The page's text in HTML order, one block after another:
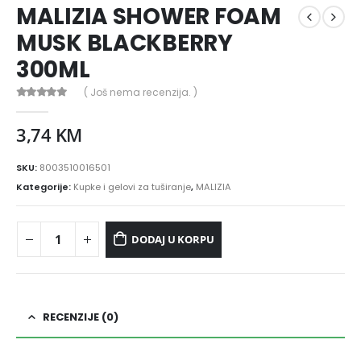
MALIZIA SHOWER FOAM
MUSK BLACKBERRY
300ML
( Još nema recenzija. )
3,74 KM
SKU: 8003510016501
Kategorije: Kupke i gelovi za tuširanje, MALIZIA
DODAJ U KORPU
RECENZIJE (0)